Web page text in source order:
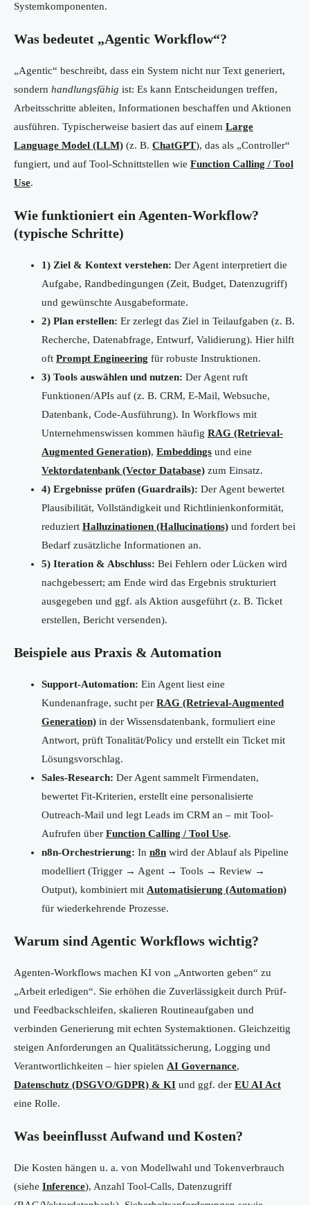
Systemkomponenten.
Was bedeutet „Agentic Workflow“?
„Agentic“ beschreibt, dass ein System nicht nur Text generiert,
sondern handlungsfähig ist: Es kann Entscheidungen treffen,
Arbeitsschritte ableiten, Informationen beschaffen und Aktionen
ausführen. Typischerweise basiert das auf einem Large
Language Model (LLM) (z. B. ChatGPT), das als „Controller“
fungiert, und auf Tool-Schnittstellen wie Function Calling / Tool
Use.
Wie funktioniert ein Agenten-Workflow?
(typische Schritte)
1) Ziel & Kontext verstehen: Der Agent interpretiert die
Aufgabe, Randbedingungen (Zeit, Budget, Datenzugriff)
und gewünschte Ausgabeformate.
2) Plan erstellen: Er zerlegt das Ziel in Teilaufgaben (z. B.
Recherche, Datenabfrage, Entwurf, Validierung). Hier hilft
oft Prompt Engineering für robuste Instruktionen.
3) Tools auswählen und nutzen: Der Agent ruft
Funktionen/APIs auf (z. B. CRM, E-Mail, Websuche,
Datenbank, Code-Ausführung). In Workflows mit
Unternehmenswissen kommen häufig RAG (Retrieval-
Augmented Generation), Embeddings und eine
Vektordatenbank (Vector Database) zum Einsatz.
4) Ergebnisse prüfen (Guardrails): Der Agent bewertet
Plausibilität, Vollständigkeit und Richtlinienkonformität,
reduziert Halluzinationen (Hallucinations) und fordert bei
Bedarf zusätzliche Informationen an.
5) Iteration & Abschluss: Bei Fehlern oder Lücken wird
nachgebessert; am Ende wird das Ergebnis strukturiert
ausgegeben und ggf. als Aktion ausgeführt (z. B. Ticket
erstellen, Bericht versenden).
Beispiele aus Praxis & Automation
Support-Automation: Ein Agent liest eine
Kundenanfrage, sucht per RAG (Retrieval-Augmented
Generation) in der Wissensdatenbank, formuliert eine
Antwort, prüft Tonalität/Policy und erstellt ein Ticket mit
Lösungsvorschlag.
Sales-Research: Der Agent sammelt Firmendaten,
bewertet Fit-Kriterien, erstellt eine personalisierte
Outreach-Mail und legt Leads im CRM an – mit Tool-
Aufrufen über Function Calling / Tool Use.
n8n-Orchestrierung: In n8n wird der Ablauf als Pipeline
modelliert (Trigger → Agent → Tools → Review →
Output), kombiniert mit Automatisierung (Automation)
für wiederkehrende Prozesse.
Warum sind Agentic Workflows wichtig?
Agenten-Workflows machen KI von „Antworten geben“ zu
„Arbeit erledigen“. Sie erhöhen die Zuverlässigkeit durch Prüf-
und Feedbackschleifen, skalieren Routineaufgaben und
verbinden Generierung mit echten Systemaktionen. Gleichzeitig
steigen Anforderungen an Qualitätssicherung, Logging und
Verantwortlichkeiten – hier spielen AI Governance,
Datenschutz (DSGVO/GDPR) & KI und ggf. der EU AI Act
eine Rolle.
Was beeinflusst Aufwand und Kosten?
Die Kosten hängen u. a. von Modellwahl und Tokenverbrauch
(siehe Inference), Anzahl Tool-Calls, Datenzugriff